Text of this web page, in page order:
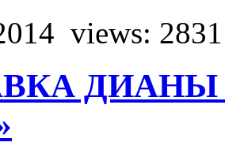
views: 2831
ДИАНЫ